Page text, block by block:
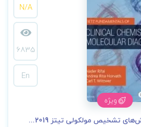
ویژه
N/A
6835
En
تشخیص مولکولی تیتز 2019...